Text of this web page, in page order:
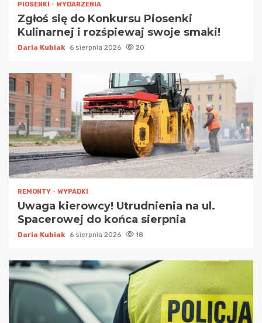
PIOSENKI WYDARZENIA
Zgłoś się do Konkursu Piosenki
Kulinarnej i rozśpiewaj swoje smaki!
Daria Kubiak 6 sierpnia 2026 20
REMONTY WYPADKI
Uwaga kierowcy! Utrudnienia na ul.
Spacerowej do końca sierpnia
Daria Kubiak 6 sierpnia 2026 18